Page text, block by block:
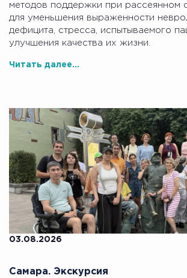
методов поддержки при рассеянном
для уменьшения выраженности
дефицита, стресса, испытываемого
улучшения качества их жизни.
Читать далее...
03.08.2026
Самара. Экскурсия